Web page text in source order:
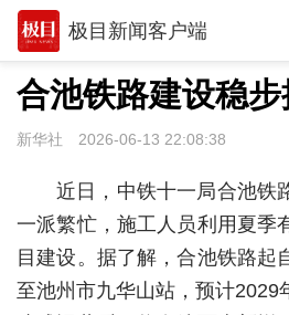
极目新闻客户端
推荐
体育
时政
湖北
武汉
合池铁路建设稳
新华社 2026-06-13 22:08:38
近日，中铁十一局合池铁
一派繁忙，施工人员利用夏季
目建设。据了解，合池铁路起
至池州市九华山站，预计2029